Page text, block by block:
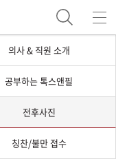
의사 & 직원 소개
공부하는 톡스앤필
전후사진
칭찬/불만 접수